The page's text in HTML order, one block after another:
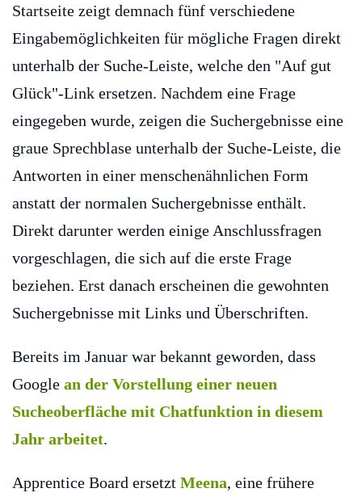
Startseite zeigt demnach fünf verschiedene
Eingabemöglichkeiten für mögliche Fragen direkt
unterhalb der Suche-Leiste, welche den "Auf gut
Glück"-Link ersetzen. Nachdem eine Frage
eingegeben wurde, zeigen die Suchergebnisse eine
graue Sprechblase unterhalb der Suche-Leiste, die
Antworten in einer menschenähnlichen Form
anstatt der normalen Suchergebnisse enthält.
Direkt darunter werden einige Anschlussfragen
vorgeschlagen, die sich auf die erste Frage
beziehen. Erst danach erscheinen die gewohnten
Suchergebnisse mit Links und Überschriften.
Bereits im Januar war bekannt geworden, dass
Google an der Vorstellung einer neuen
Sucheoberfläche mit Chatfunktion in diesem
Jahr arbeitet.
Apprentice Board ersetzt Meena, eine frühere